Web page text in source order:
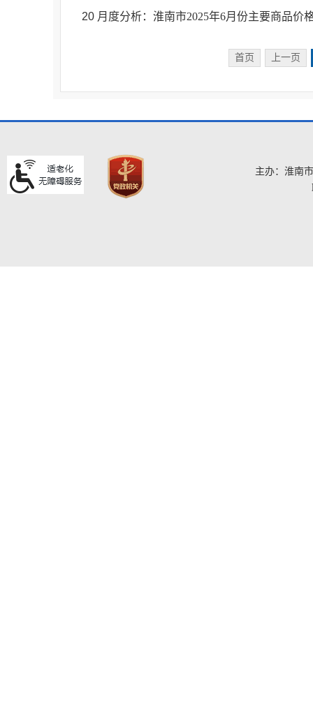
20 月度分析：淮南市2025年6月份主要商品价
首页 上一页
主办：淮南